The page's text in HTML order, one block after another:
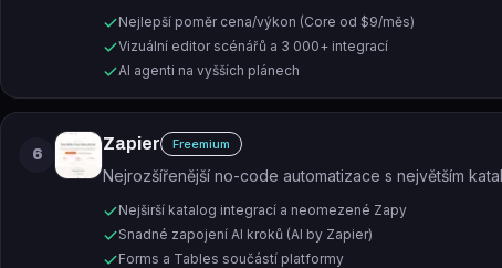
Nejlepší poměr cena/výkon (Core od $9/měs)
Vizuální editor scénářů a 3 000+ integrací
AI agenti na vyšších plánech
6
Zapier Freemium
Nejrozšířenější no-code automatizace s největším
Nejširší katalog integrací a neomezené Zapy
Snadné zapojení AI kroků (AI by Zapier)
Forms a Tables součástí platformy